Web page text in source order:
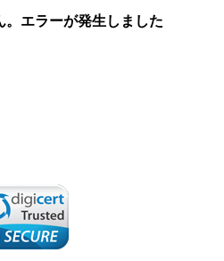
エラーが発生しました